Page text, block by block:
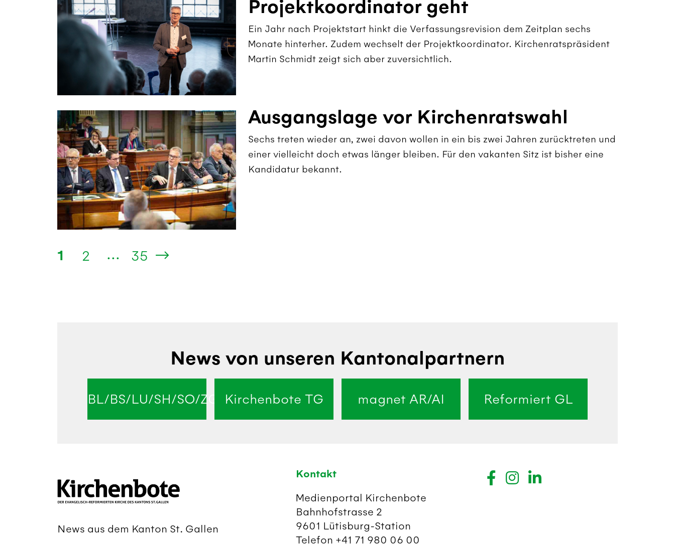
Projektkoordinator geht
Ein Jahr nach Projektstart hinkt die Verfassungsrevision dem Zeitplan sechs
Monate hinterher. Zudem wechselt der Projektkoordinator. Kirchenratspräsident
Martin Schmidt zeigt sich aber zuversichtlich.
Ausgangslage vor Kirchenratswahl
Sechs treten wieder an, zwei davon wollen in ein bis zwei Jahren zurücktreten und
einer vielleicht doch etwas länger bleiben. Für den vakanten Sitz ist bisher eine
Kandidatur bekannt.
1 2 ... 35
News von unseren Kantonalpartnern
BL/BS/LU/SH/SO/ZG Kirchenbote TG magnet AR/AI Reformiert GL
News aus dem Kanton St. Gallen
Kontakt
Medienportal Kirchenbote
Bahnhofstrasse 2
9601 Lütisburg-Station
Telefon +41 71 980 06 00